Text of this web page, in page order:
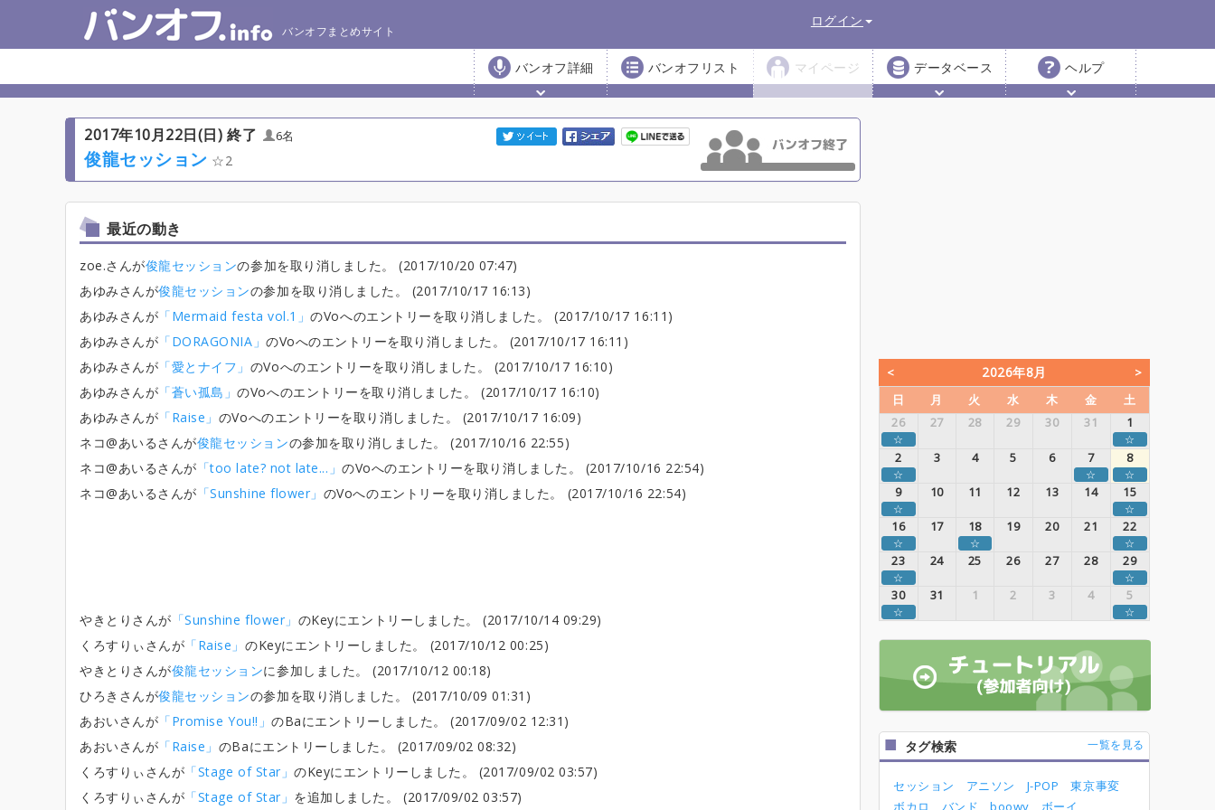
バンオフまとめサイト
ログイン
バンオフ詳細 バンオフリスト マイページ データベース ヘルプ
2017年10月22日(日) 終了 6名
俊龍セッション 2
最近の動き
zoe.さんが俊龍セッションの参加を取り消しました。 (2017/10/20 07:47)
あゆみさんが俊龍セッションの参加を取り消しました。 (2017/10/17 16:13)
あゆみさんが 「Mermaid festa vol.1」のVoへのエントリーを取り消しました。 (2017/10/17 16:11)
あゆみさんが 「DORAGONIA」のVoへのエントリーを取り消しました。 (2017/10/17 16:11)
あゆみさんが 「愛とナイフ」 のVoへのエントリーを取り消しました。 (2017/10/17 16:10)
あゆみさんが 「蒼い孤島」のVoへのエントリーを取り消しました。 (2017/10/17 16:10)
あゆみさんが 「Raise」 のVoへのエントリーを取り消しました。 (2017/10/17 16:09)
ネコ@あいるさんが俊龍セッションの参加を取り消しました。 (2017/10/16 22:55)
ネコ@あいるさんが 「too late? not late...」のVoへのエントリーを取り消しました。 (2017/10/16 22:54)
ネコ@あいるさんが 「Sunshine flower」 のVoへのエントリーを取り消しました。 (2017/10/16 22:54)
やきとりさんが 「Sunshine flower」 のKeyにエントリーしました。 (2017/10/14 09:29)
くろすりぃさんが 「Raise」のKeyにエントリーしました。 (2017/10/12 00:25)
やきとりさんが俊龍セッションに参加しました。 (2017/10/12 00:18)
ひろきさんが俊龍セッションの参加を取り消しました。 (2017/10/09 01:31)
あおいさんが 「Promise You!!」のBaにエントリーしました。 (2017/09/02 12:31)
あおいさんが 「Raise」 のBaにエントリーしました。 (2017/09/02 08:32)
くろすりぃさんが 「Stage of Star」のKeyにエントリーしました。 (2017/09/02 03:57)
くろすりぃさんが 「Stage of Star」 を追加しました。 (2017/09/02 03:57)
2026年8月
日 月 火 水 木 金
土
26
27 28 29 30 31 1
☆ ☆
2 3 4 5 6 7 8
☆ ☆ ☆
9 10 11 12 13 14 15
☆ ☆
16 17 18 19 20 21 22
☆ ☆ ☆
23 24 25 26 27 28 29
☆ ☆
30 31 1 2 3 4 5
☆ ☆
タグ検索 一覧を見る
セッション アニソン J-POP
東京事変
ボカロ
バンド boowy ボーイ